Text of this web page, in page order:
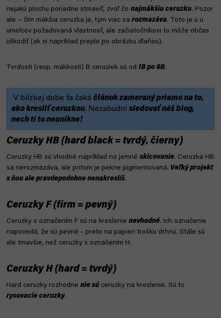
nejakú plochu poriadne stmaviť, zvoľ čo najmäkšiu ceruzku. Pozor
ale – čím mäkšia ceruzka je, tým viac sa rozmazáva. Toto je u u
umelcov požadovaná vlastnosť, ale začiatočníkovi to môže občas
uškodiť (ak si napríklad prejde po obrázku dlaňou).
Tvrdosti (resp. mäkkosti) B ceruziek sú od 1B po 8B.
V blízkej dobe ťa čaká článok zameraný priamo na to,
ako kresliť ceruzkou. Nezabudni sledovať náš blog,
nech ti to neunikne!
Ceruzky HB (hard black = tvrdý, čierny)
Ceruzky HB sú vhodné napríklad na jemné skicovanie. Ceruzka HB
sa nerozmazáva, ale pritom je pekne pigmentovaná. Veľký projekt
s ňou ale pravdepodobne nenakreslíš.
Ceruzky F (firm = pevný)
Ceruzky s označením F sú na kreslenie nevhodné. Ich označenie
napovedá, že sú pevné - preto na papieri trošku drhnú. Stále sú
ale tmavšie, než ceruzky s označením H.
Ceruzky H (hard = tvrdý)
Hard ceruzky rozhodne nie sú ceruzky na kreslenie. Sú to
rysovacie ceruzky.